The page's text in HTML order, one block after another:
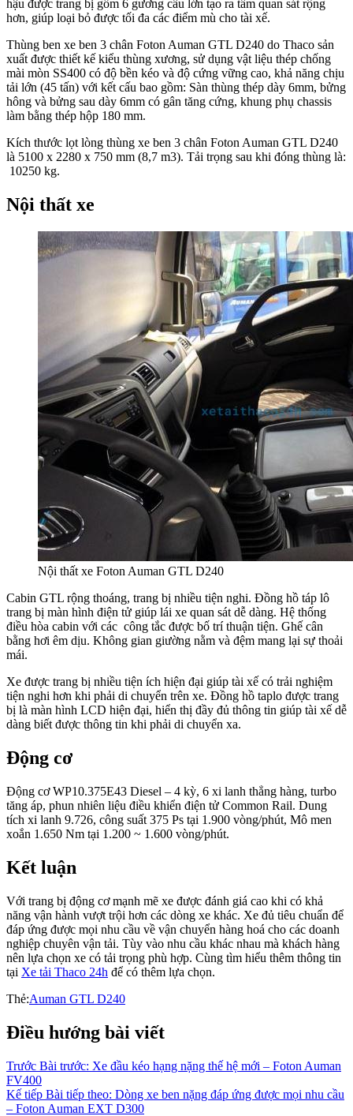
hậu được trang bị gồm 6 gương cầu lớn tạo ra tầm quan sát rộng
hơn, giúp loại bỏ được tối đa các điểm mù cho tài xế.
Thùng ben xe ben 3 chân Foton Auman GTL D240 do Thaco sản
xuất được thiết kế kiểu thùng xương, sử dụng vật liệu thép chống
mài mòn SS400 có độ bền kéo và độ cứng vững cao, khả năng chịu
tải lớn (45 tấn) với kết cấu bao gồm: Sàn thùng thép dày 6mm, bửng
hông và bửng sau dày 6mm có gân tăng cứng, khung phụ chassis
làm bằng thép hộp 180 mm.
Kích thước lọt lòng thùng xe ben 3 chân Foton Auman GTL D240
là 5100 x 2280 x 750 mm (8,7 m3). Tải trọng sau khi đóng thùng là:
10250 kg.
Nội thất xe
Nội thất xe Foton Auman GTL D240
Cabin GTL rộng thoáng, trang bị nhiều tiện nghi. Đồng hồ táp lô
trang bị màn hình điện tử giúp lái xe quan sát dễ dàng. Hệ thống
điều hòa cabin với các công tắc được bố trí thuận tiện. Ghế cân
bằng hơi êm dịu. Không gian giường nằm và đệm mang lại sự thoải
mái.
Xe được trang bị nhiều tiện ích hiện đại giúp tài xế có trải nghiệm
tiện nghi hơn khi phải di chuyển trên xe. Đồng hồ taplo được trang
bị là màn hình LCD hiện đại, hiển thị đầy đủ thông tin giúp tài xế dễ
dàng biết được thông tin khi phải di chuyển xa.
Động cơ
Động cơ WP10.375E43 Diesel – 4 kỳ, 6 xi lanh thẳng hàng, turbo
tăng áp, phun nhiên liệu điều khiển điện tử Common Rail. Dung
tích xi lanh 9.726, công suất 375 Ps tại 1.900 vòng/phút, Mô men
xoắn 1.650 Nm tại 1.200 ~ 1.600 vòng/phút.
Kết luận
Với trang bị động cơ mạnh mẽ xe được đánh giá cao khi có khả
năng vận hành vượt trội hơn các dòng xe khác. Xe đủ tiêu chuẩn để
đáp ứng được mọi nhu cầu về vận chuyển hàng hoá cho các doanh
nghiệp chuyên vận tải. Tùy vào nhu cầu khác nhau mà khách hàng
nên lựa chọn xe có tải trọng phù hợp. Cùng tìm hiểu thêm thông tin
tại Xe tải Thaco 24h để có thêm lựa chọn.
Thẻ:Auman GTL D240
Điều hướng bài viết
Trước Bài trước: Xe đầu kéo hạng nặng thế hệ mới – Foton Auman
FV400
Kế tiếp Bài tiếp theo: Dòng xe ben nặng đáp ứng được mọi nhu cầu
– Foton Auman EXT D300